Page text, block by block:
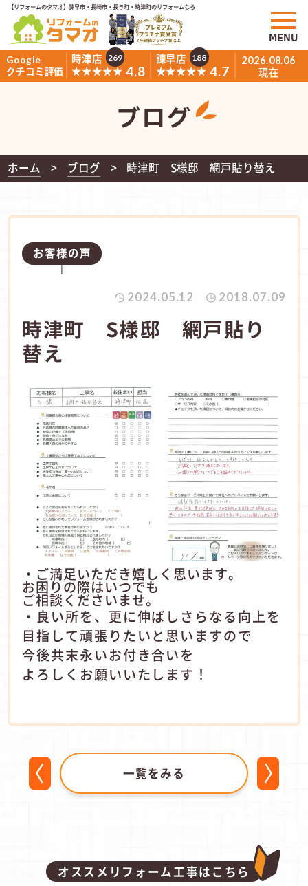
【リフォームのタマオ】諫早市・長崎市・長与町・時津町のリフォームなら
Google
クチコミ評価
時津店
★★★★★ 4.8
269
諫早店
★★★★★ 4.7
188 2026.08.06
現在
MENU
ブログ
ホーム ブログ 時津町 S様邸 網戸貼り替え
お客様の声
2024.05.12 2018.07.09
時津町 S様邸 網戸貼り
替え
・ご満足いただき嬉しく思います。
お困りの際はいつでも
ご相談くださいませ。
・良い所を、更に伸ばしさらなる向上を
目指して頑張りたいと思いますので
今後共末永いお付き合いを
よろしくお願いいたします！
一覧をみる
オススメリフォーム工事はこちら